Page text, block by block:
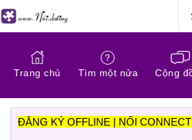
Trang chủ Tìm một nửa Cộng
ĐĂNG KÝ OFFLINE | NỐI CONNECT